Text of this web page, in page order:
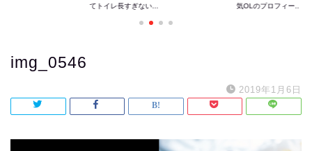
てトイレ長すぎない...
気OLのプロフィー...
img_0546
2019年1月6日